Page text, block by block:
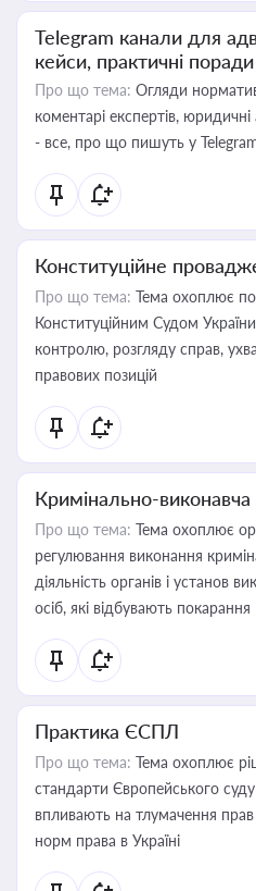
Telegram канали для
кейси, практичні поради
Про що тема: Огляди
коментарі експертів,
- все, про що пишуть у
Конституційне
Про що тема: Тема охоплює
Конституційним Судом
контролю, розгляду справ,
правових позицій
Кримінально-
Про що тема: Тема охоплює
регулювання виконання
діяльність органів і установ
осіб, які відбувають покарання
Практика ЄСПЛ
Про що тема: Тема охоплює
стандарти Європейського
впливають на тлумачення
норм права в Україні